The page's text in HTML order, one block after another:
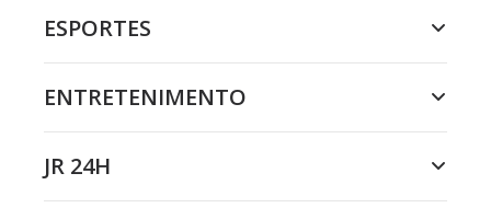
ESPORTES
ENTRETENIMENTO
JR 24H